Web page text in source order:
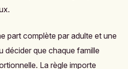
part complète par adulte et une
décider que chaque famille
La règle importe